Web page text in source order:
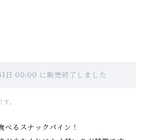
日 00:00 に販売終了しました
す。
るスナックパイン！